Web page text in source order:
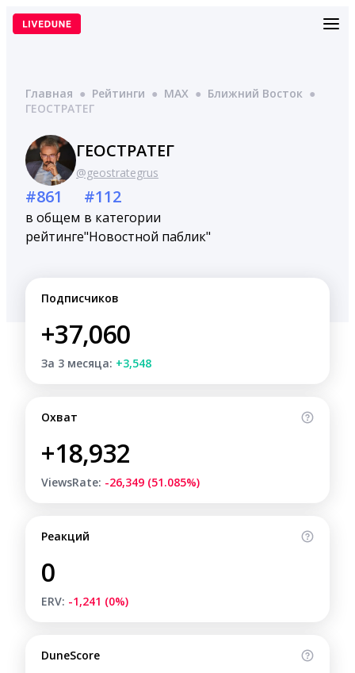
Перейти
Главная ● Рейтинги ● MAX ● Ближний Восток ●
ГЕОСТРАТЕГ
ГЕОСТРАТЕГ
@geostrategrus
#861
в общем
рейтинге
#112
в категории
"Новостной паблик"
Подписчиков
+37,060
За 3 месяца: +3,548
Охват
+18,932
ViewsRate: -26,349 (51.085%)
Реакций
0
ERV: -1,241 (0%)
DuneScore